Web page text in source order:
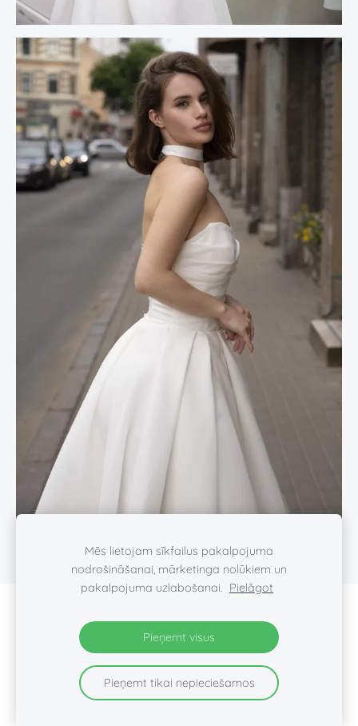
Mēs lietojam sīkfailus pakalpojuma
nodrošināšanai, mārketinga nolūkiem un
pakalpojuma uzlabošanai. Pielāgot
Pieņemt visus
Pieņemt tikai nepieciešamos